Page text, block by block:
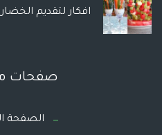
افكار لتقديم
صفحات
الصفحة